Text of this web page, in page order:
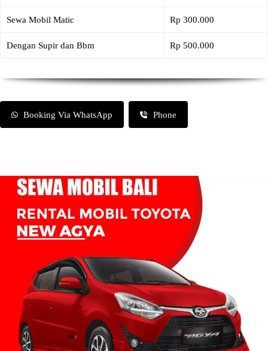
Sewa Mobil Matic Rp 300.000
Dengan Supir dan Bbm Rp 500.000
Booking Via WhatsApp Phone